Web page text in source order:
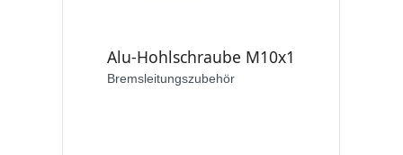
Alu-Hohlschraube M10x1
Bremsleitungszubehör